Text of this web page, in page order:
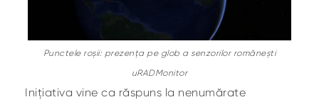
Punctele roșii: prezența pe glob a senzorilor românești
uRADMonitor
Inițiativa vine ca răspuns la nenumărate